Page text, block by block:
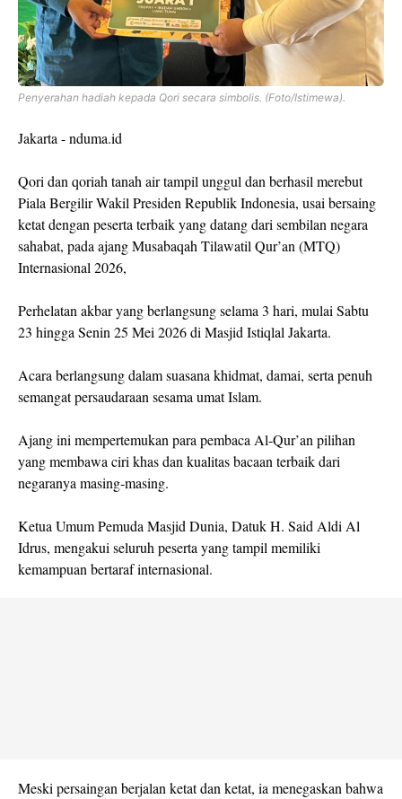
Penyerahan hadiah kepada Qori secara simbolis. (Foto/Istimewa).
Jakarta - nduma.id
Qori dan qoriah tanah air tampil unggul dan berhasil merebut
Piala Bergilir Wakil Presiden Republik Indonesia, usai bersaing
ketat dengan peserta terbaik yang datang dari sembilan negara
sahabat, pada ajang Musabaqah Tilawatil Qur’an (MTQ)
Internasional 2026,
Perhelatan akbar yang berlangsung selama 3 hari, mulai Sabtu
23 hingga Senin 25 Mei 2026 di Masjid Istiqlal Jakarta.
Acara berlangsung dalam suasana khidmat, damai, serta penuh
semangat persaudaraan sesama umat Islam.
Ajang ini mempertemukan para pembaca Al‑Qur’an pilihan
yang membawa ciri khas dan kualitas bacaan terbaik dari
negaranya masing‑masing.
Ketua Umum Pemuda Masjid Dunia, Datuk H. Said Aldi Al
Idrus, mengakui seluruh peserta yang tampil memiliki
kemampuan bertaraf internasional.
Meski persaingan berjalan ketat dan ketat, ia menegaskan bahwa